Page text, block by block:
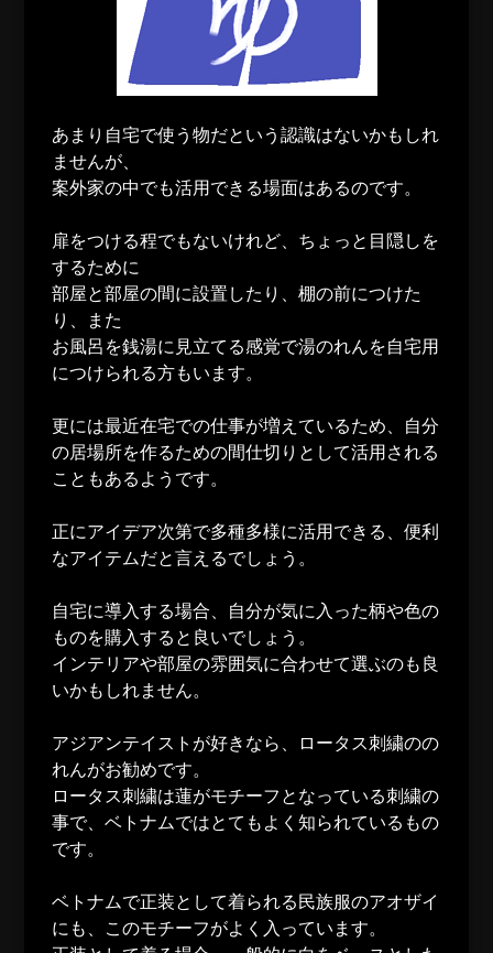
あまり自宅で使う物だという認識はないかもしれ
ませんが、
案外家の中でも活用できる場面はあるのです。
扉をつける程でもないけれど、ちょっと目隠しを
するために
部屋と部屋の間に設置したり、棚の前につけた
り、また
お風呂を銭湯に見立てる感覚で湯のれんを自宅用
につけられる方もいます。
更には最近在宅での仕事が増えているため、自分
の居場所を作るための間仕切りとして活用される
こともあるようです。
正にアイデア次第で多種多様に活用できる、便利
なアイテムだと言えるでしょう。
自宅に導入する場合、自分が気に入った柄や色の
ものを購入すると良いでしょう。
インテリアや部屋の雰囲気に合わせて選ぶのも良
いかもしれません。
アジアンテイストが好きなら、ロータス刺繍のの
れんがお勧めです。
ロータス刺繍は蓮がモチーフとなっている刺繍の
事で、ベトナムではとてもよく知られているもの
です。
ベトナムで正装として着られる民族服のアオザイ
にも、このモチーフがよく入っています。